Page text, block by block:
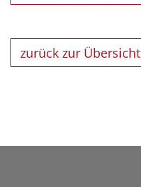
zurück zur Übersicht